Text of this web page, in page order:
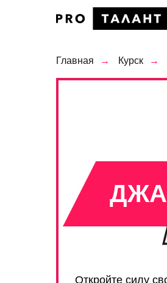
Главная → Курск →
Откройте силу